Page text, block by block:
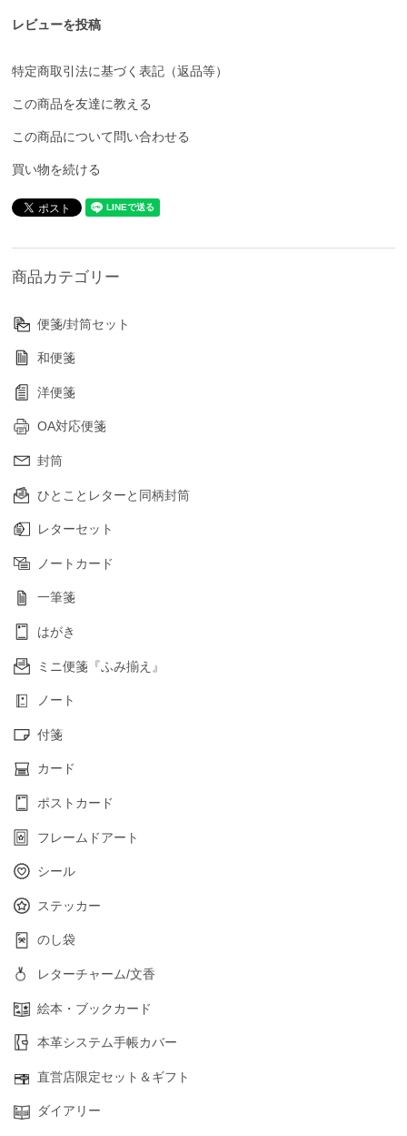
レビューを投稿
特定商取引法に基づく表記（返品等）
この商品を友達に教える
この商品について問い合わせる
買い物を続ける
商品カテゴリー
便箋/封筒セット
和便箋
洋便箋
OA対応便箋
封筒
ひとことレターと同柄封筒
レターセット
ノートカード
一筆箋
はがき
ミニ便箋『ふみ揃え』
ノート
付箋
カード
ポストカード
フレームドアート
シール
ステッカー
のし袋
レターチャーム/文香
絵本・ブックカード
本革システム手帳カバー
直営店限定セット＆ギフト
ダイアリー